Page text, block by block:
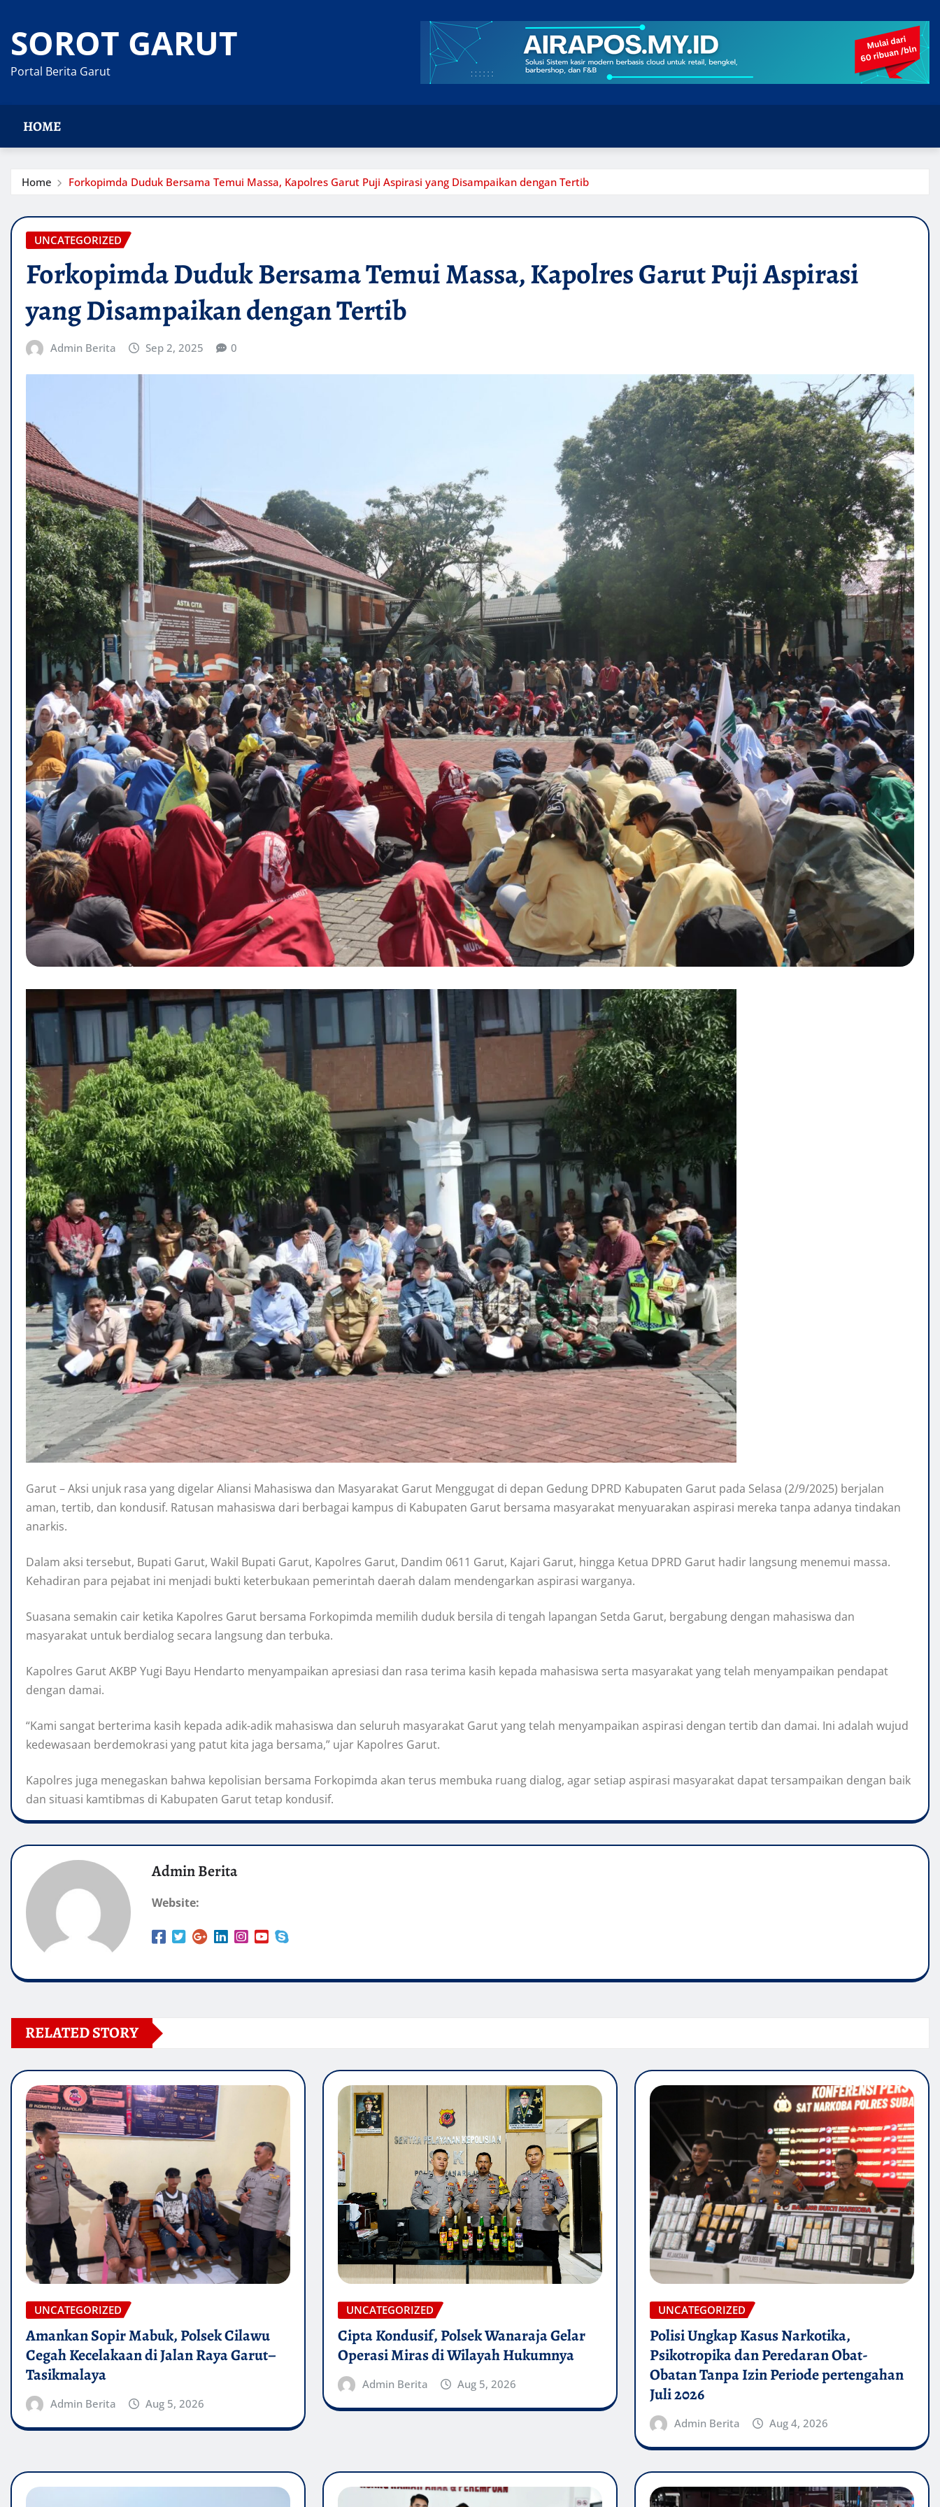
content
SOROT GARUT
Portal Berita Garut
HOME
Home Forkopimda Duduk Bersama Temui Massa, Kapolres Garut Puji Aspirasi yang Disampaikan dengan Tertib
UNCATEGORIZED
Forkopimda Duduk Bersama Temui Massa, Kapolres Garut Puji Aspirasi
yang Disampaikan dengan Tertib
Admin Berita Sep 2, 2025 0
Garut – Aksi unjuk rasa yang digelar Aliansi Mahasiswa dan Masyarakat Garut Menggugat di depan Gedung DPRD Kabupaten Garut pada Selasa (2/9/2025) berjalan
aman, tertib, dan kondusif. Ratusan mahasiswa dari berbagai kampus di Kabupaten Garut bersama masyarakat menyuarakan aspirasi mereka tanpa adanya tindakan
anarkis.
Dalam aksi tersebut, Bupati Garut, Wakil Bupati Garut, Kapolres Garut, Dandim 0611 Garut, Kajari Garut, hingga Ketua DPRD Garut hadir langsung menemui massa.
Kehadiran para pejabat ini menjadi bukti keterbukaan pemerintah daerah dalam mendengarkan aspirasi warganya.
Suasana semakin cair ketika Kapolres Garut bersama Forkopimda memilih duduk bersila di tengah lapangan Setda Garut, bergabung dengan mahasiswa dan
masyarakat untuk berdialog secara langsung dan terbuka.
Kapolres Garut AKBP Yugi Bayu Hendarto menyampaikan apresiasi dan rasa terima kasih kepada mahasiswa serta masyarakat yang telah menyampaikan pendapat
dengan damai.
“Kami sangat berterima kasih kepada adik-adik mahasiswa dan seluruh masyarakat Garut yang telah menyampaikan aspirasi dengan tertib dan damai. Ini adalah wujud
kedewasaan berdemokrasi yang patut kita jaga bersama,” ujar Kapolres Garut.
Kapolres juga menegaskan bahwa kepolisian bersama Forkopimda akan terus membuka ruang dialog, agar setiap aspirasi masyarakat dapat tersampaikan dengan baik
dan situasi kamtibmas di Kabupaten Garut tetap kondusif.
Admin Berita
Website:
RELATED STORY
UNCATEGORIZED
Amankan Sopir Mabuk, Polsek Cilawu
Cegah Kecelakaan di Jalan Raya Garut–
Tasikmalaya
Admin Berita Aug 5, 2026
UNCATEGORIZED
Cipta Kondusif, Polsek Wanaraja Gelar
Operasi Miras di Wilayah Hukumnya
Admin Berita Aug 5, 2026
UNCATEGORIZED
Polisi Ungkap Kasus Narkotika,
Psikotropika dan Peredaran Obat-
Obatan Tanpa Izin Periode pertengahan
Juli 2026
Admin Berita Aug 4, 2026